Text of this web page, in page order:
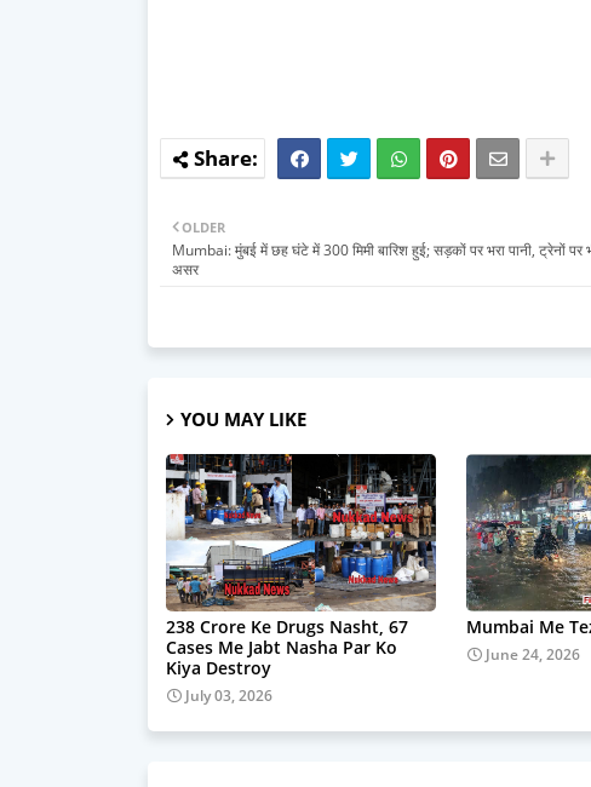
OLDER
Mumbai: मुंबई में छह घंटे में 300 मिमी बारिश हुई; सड़कों पर भरा पानी, ट्रेनों पर
असर
YOU MAY LIKE
238 Crore Ke Drugs Nasht, 67
Cases Me Jabt Nasha Par Ko
Kiya Destroy
July 03, 2026
Mumbai Me
June 24, 2026